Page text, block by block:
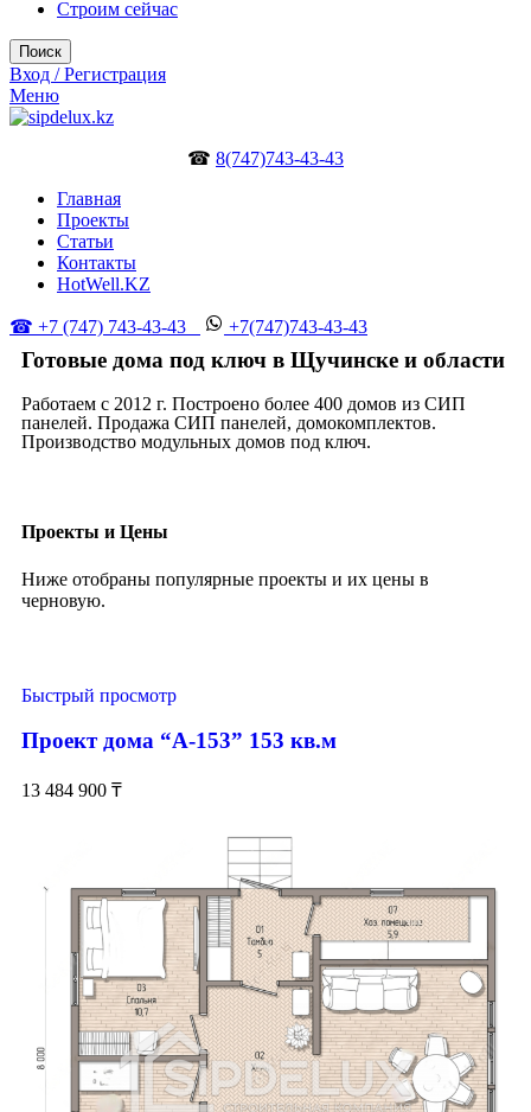
Строим сейчас
Поиск
Вход / Регистрация
Меню
☎ 8(747)743-43-43
Главная
Проекты
Статьи
Контакты
HotWell.KZ
☎ +7 (747) 743-43-43 +7(747)743-43-43
Готовые дома под ключ в Щучинске и области
Работаем с 2012 г. Построено более 400 домов из СИП
панелей. Продажа СИП панелей, домокомплектов.
Производство модульных домов под ключ.
Проекты и Цены
Ниже отобраны популярные проекты и их цены в
черновую.
Быстрый просмотр
Проект дома “А-153” 153 кв.м
13 484 900 ₸